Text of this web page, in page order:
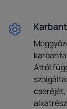
Attól